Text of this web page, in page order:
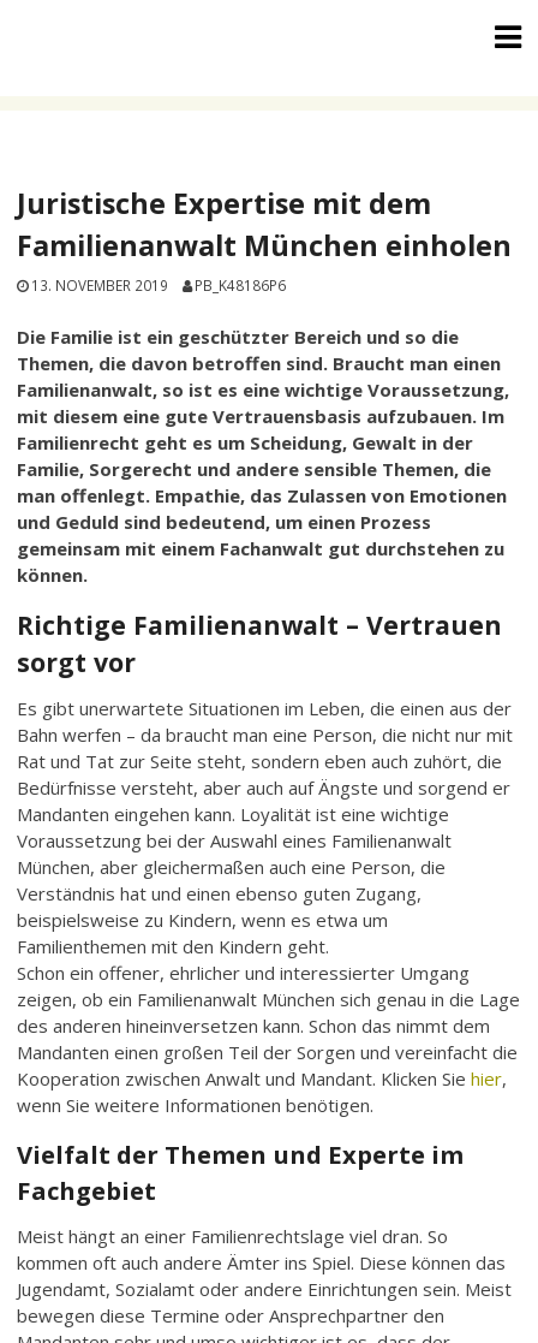
Juristische Expertise mit dem
Familienanwalt München einholen
13. NOVEMBER 2019 PB_K48186P6
Die Familie ist ein geschützter Bereich und so die
Themen, die davon betroffen sind. Braucht man einen
Familienanwalt, so ist es eine wichtige Voraussetzung,
mit diesem eine gute Vertrauensbasis aufzubauen. Im
Familienrecht geht es um Scheidung, Gewalt in der
Familie, Sorgerecht und andere sensible Themen, die
man offenlegt. Empathie, das Zulassen von Emotionen
und Geduld sind bedeutend, um einen Prozess
gemeinsam mit einem Fachanwalt gut durchstehen zu
können.
Richtige Familienanwalt – Vertrauen
sorgt vor
Es gibt unerwartete Situationen im Leben, die einen aus der
Bahn werfen – da braucht man eine Person, die nicht nur mit
Rat und Tat zur Seite steht, sondern eben auch zuhört, die
Bedürfnisse versteht, aber auch auf Ängste und sorgend er
Mandanten eingehen kann. Loyalität ist eine wichtige
Voraussetzung bei der Auswahl eines Familienanwalt
München, aber gleichermaßen auch eine Person, die
Verständnis hat und einen ebenso guten Zugang,
beispielsweise zu Kindern, wenn es etwa um
Familienthemen mit den Kindern geht.
Schon ein offener, ehrlicher und interessierter Umgang
zeigen, ob ein Familienanwalt München sich genau in die Lage
des anderen hineinversetzen kann. Schon das nimmt dem
Mandanten einen großen Teil der Sorgen und vereinfacht die
Kooperation zwischen Anwalt und Mandant. Klicken Siehier,
wenn Sie weitere Informationen benötigen.
Vielfalt der Themen und Experte im
Fachgebiet
Meist hängt an einer Familienrechtslage viel dran. So
kommen oft auch andere Ämter ins Spiel. Diese können das
Jugendamt, Sozialamt oder andere Einrichtungen sein. Meist
bewegen diese Termine oder Ansprechpartner den